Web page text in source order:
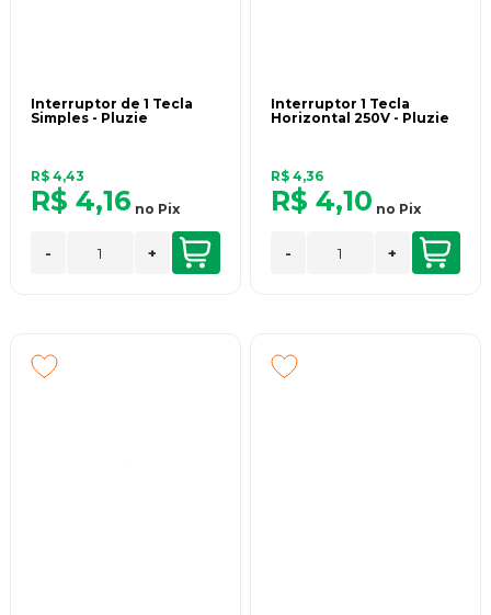
Interruptor de 1 Tecla
Simples - Pluzie
R$ 4,43
R$ 4,16 no Pix
- +
Interruptor 1 Tecla
Horizontal 250V - Pluzie
R$ 4,36
R$ 4,10 no Pix
- +